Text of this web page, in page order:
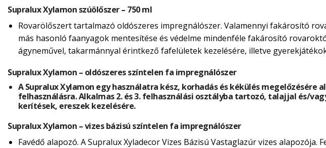
Supralux Xylamon szúölőszer – 750 ml
Rovarölőszert tartalmazó oldószeres impregnálószer. Valamennyi fakárosító
más hasonló faanyagok mentesítése és védelme mindenféle fakárosító
ágyneművel, takarmánnyal érintkező fafelületek kezelésére, illetve
Supralux Xylamon – oldószeres színtelen fa impregnálószer
A Supralux Xylamon egy használatra kész, korhadás és kékülés
felhasználásra. Alkalmas 2. és 3. felhasználási osztályba tartozó, talajjal és/
kerítések, ereszek kezelésére.
Supralux Xylamon – vizes bázisú színtelen fa impregnálószer
Favédő alapozó. A Supralux Xyladecor Vizes Bázisú Vastaglazúr vizes